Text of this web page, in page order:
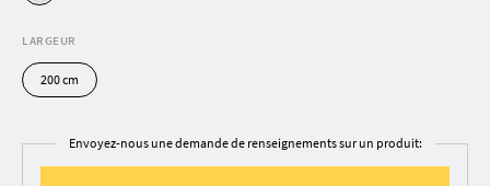
LARGEUR
200 cm
Envoyez-nous une demande de renseignements sur un produit: